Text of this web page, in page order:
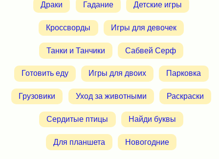
Драки Гадание Детские игры
Кроссворды Игры для девочек
Танки и Танчики Сабвей Серф
Готовить еду Игры для двоих Парковка
Грузовики Уход за животными Раскраски
Сердитые птицы Найди буквы
Для планшета Новогодние